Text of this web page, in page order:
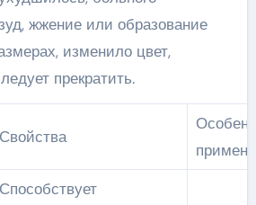
жжение или образование
изменило цвет,
прекратить.
Свойства
Способствует